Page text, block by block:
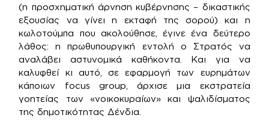
(η προσχηματική άρνηση κυβέρνησης – δικαστικής
εξουσίας να γίνει η εκταφή της σορού) και η
κωλοτούμπα που ακολούθησε, έγινε ένα δεύτερο
λάθος: η πρωθυπουργική εντολή ο Στρατός να
αναλάβει αστυνομικά καθήκοντα. Και για να
καλυφθεί κι αυτό, σε εφαρμογή των ευρημάτων
κάποιων focus group, άρχισε μια εκστρατεία
γοητείας των «νοικοκυραίων» και ψαλιδίσματος
της δημοτικότητας Δένδια.